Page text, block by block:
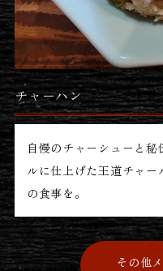
チャーハン
自慢のチャーシューと
ルに仕上げた王道チャ
の食事を。
その他